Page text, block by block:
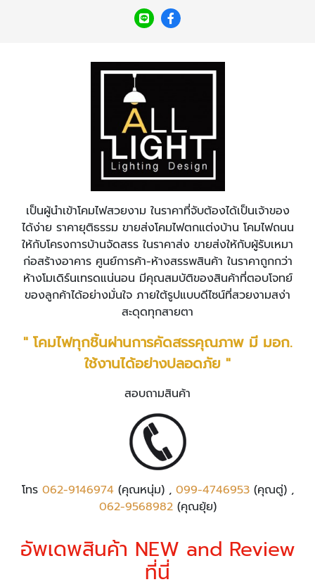
เป็นผู้นำเข้าโคมไฟสวยงาม ในราคาที่จับต้องได้เป็นเจ้าของ
ได้ง่าย ราคายุติธรรม ขายส่งโคมไฟตกแต่งบ้าน โคมไฟถนน
ให้กับโครงการบ้านจัดสรร ในราคาส่ง ขายส่งให้กับผู้รับเหมา
ก่อสร้างอาคาร ศูนย์การค้า-ห้างสรรพสินค้า ในราคาถูกกว่า
ห้างโมเดิร์นเทรดแน่นอน มีคุณสมบัติของสินค้าที่ตอบโจทย์
ของลูกค้าได้อย่างมั่นใจ ภายใต้รูปแบบดีไซน์ที่สวยงามสง่า
สะดุดทุกสายตา
" โคมไฟทุกชิ้นผ่านการคัดสรรคุณภาพ มี มอก.
ใช้งานได้อย่างปลอดภัย "
สอบถามสินค้า
โทร 062-9146974(คุณหนุ่ม) , 099-4746953(คุณตู่) ,
062-9568982(คุณยุ้ย)
อัพเดพสินค้า NEW and Review
ที่นี่